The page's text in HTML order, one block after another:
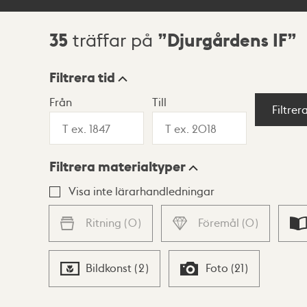
Sökresultat
35 träffar på Djurgårdens IF
Visningsläge
Lista Karta
Filtrera tid
Från Till
Filtrera materialtyper
Visa inte lärarhandledningar
Ritning (0) Föremål (0)
Bildkonst (2) Foto (21)